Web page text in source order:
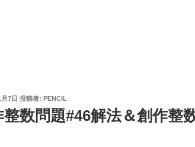
7日 投稿者: PENCIL
整数問題#46解法＆創作整